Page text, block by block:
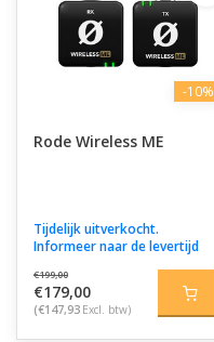
-10%
Rode Wireless ME
Tijdelijk uitverkocht.
Informeer naar de levertijd
€199,00
€179,00
(€147,93 Excl. btw)